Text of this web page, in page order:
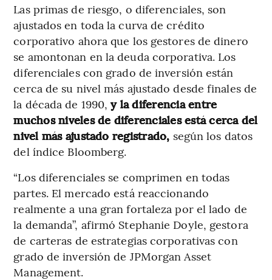
Las primas de riesgo, o diferenciales, son
ajustados en toda la curva de crédito
corporativo ahora que los gestores de dinero
se amontonan en la deuda corporativa. Los
diferenciales con grado de inversión están
cerca de su nivel más ajustado desde finales de
la década de 1990,y la diferencia entre
muchos niveles de diferenciales está cerca del
nivel más ajustado registrado, según los datos
del índice Bloomberg.
“Los diferenciales se comprimen en todas
partes. El mercado está reaccionando
realmente a una gran fortaleza por el lado de
la demanda”, afirmó Stephanie Doyle, gestora
de carteras de estrategias corporativas con
grado de inversión de JPMorgan Asset
Management.